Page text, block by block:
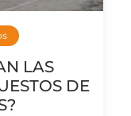
LAS
DE